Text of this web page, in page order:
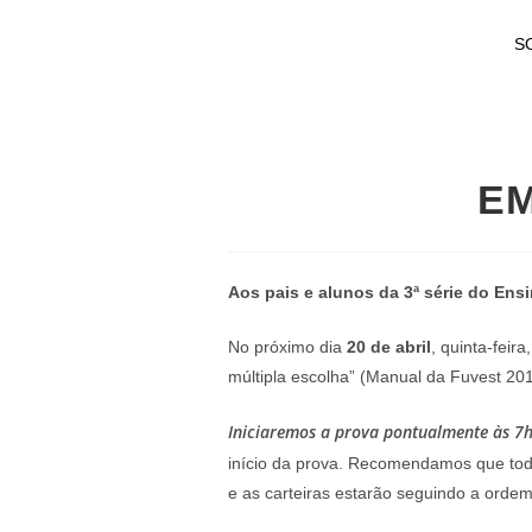
Aos pais e alunos da 3ª série do
No próximo dia 20 de abril , quinta-
múltipla escolha” (Manual da Fuvest
Iniciaremos a prova pontualmente às
início da prova. Recomendamos que
e as carteiras estarão seguindo a